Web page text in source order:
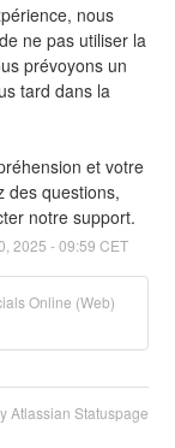
nous
ne pas utiliser la
prévoyons un
tard dans la
et votre
des questions,
notre support.
2025 -09:59 CET
Online (Web)
Atlassian Statuspage